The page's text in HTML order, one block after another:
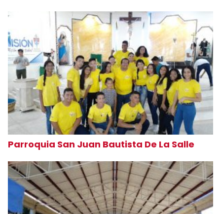
Parroquia San Juan Bautista De La Salle